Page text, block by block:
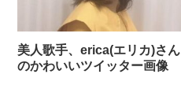
美人歌手、erica(エリカ)さん
のかわいいツイッター画像